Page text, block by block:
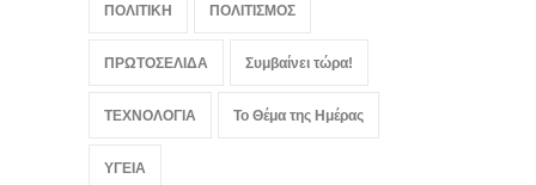
ΠΟΛΙΤΙΚΗ ΠΟΛΙΤΙΣΜΟΣ
ΠΡΩΤΟΣΕΛΙΔΑ Συμβαίνει τώρα!
ΤΕΧΝΟΛΟΓΙΑ Το Θέμα της Ημέρας
ΥΓΕΙΑ